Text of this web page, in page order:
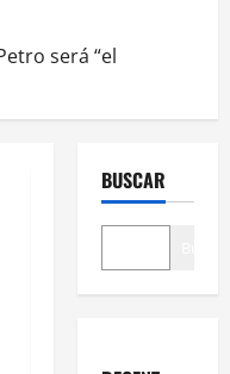
será “el
BUSCAR